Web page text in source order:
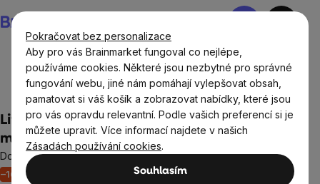
Pokračovat bez personalizace
Aby pro vás Brainmarket fungoval co nejlépe,
používáme cookies. Některé jsou nezbytné pro správné
fungování webu, jiné nám pomáhají vylepšovat obsah,
pamatovat si váš košík a zobrazovat nabídky, které jsou
pro vás opravdu relevantní. Podle vašich preferencí si je
můžete upravit. Více informací najdete v našich
Zásadách používání cookies.
Souhlasím
na
obsah
Nákupní
Cíle
Life Extension Optimized Resveratrol 250
mg, 60 kapslí
Doplněk stravy
–16 % Srdce a cévy